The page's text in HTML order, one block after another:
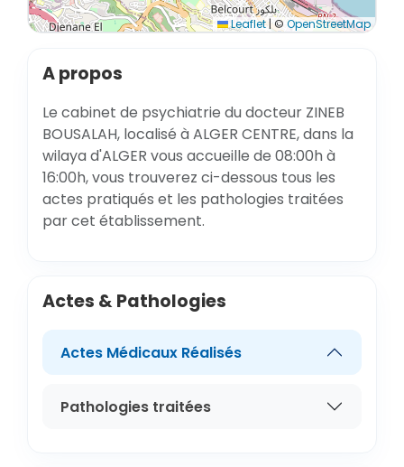
Leaflet|© OpenStreetMap
A propos
Le cabinet de psychiatrie du docteur ZINEB
BOUSALAH, localisé à ALGER CENTRE, dans la
wilaya d'ALGER vous accueille de 08:00h à
16:00h, vous trouverez ci-dessous tous les
actes pratiqués et les pathologies traitées
par cet établissement.
Actes & Pathologies
Actes Médicaux Réalisés
Pathologies traitées